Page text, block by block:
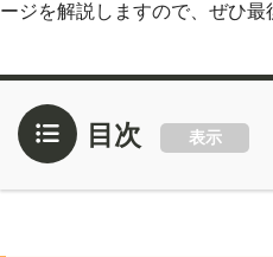
ージを解説しますので、ぜひ最
目次 表示